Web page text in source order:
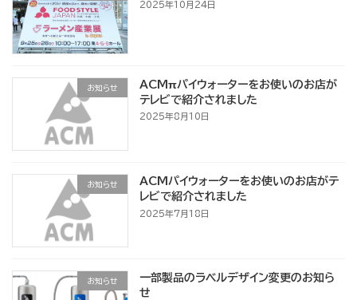
2025年10月24日
お知らせ
ACMπパイウォーターをお使いのお店が
テレビで紹介されました
2025年8月10日
お知らせ
ACMパイウォーターをお使いのお店がテ
レビで紹介されました
2025年7月18日
お知らせ
一部製品のラベルデザイン変更のお知ら
せ